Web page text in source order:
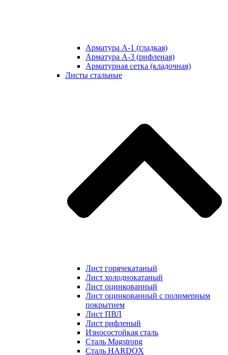
Арматура А-1 (гладкая)
Арматура А-3 (рифленая)
Арматурная сетка (кладочная)
Листы стальные
Лист горячекатаный
Лист холоднокатаный
Лист оцинкованный
Лист оцинкованный с полимерным
покрытием
Лист ПВЛ
Лист рифленый
Износостойкая сталь
Сталь Magstrong
Сталь HARDOX